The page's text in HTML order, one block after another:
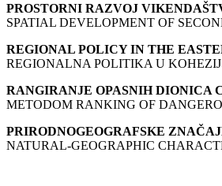
PROSTORNI RAZVOJ
SPATIAL DEVELOPMENT OF
REGIONAL POLICY IN THE
REGIONALNA POLITIKA U
RANGIRANJE OPASNIH DIONICA
METODOM RANKING OF
PRIRODNOGEOGRAFSKE
NATURAL-GEOGRAPHIC